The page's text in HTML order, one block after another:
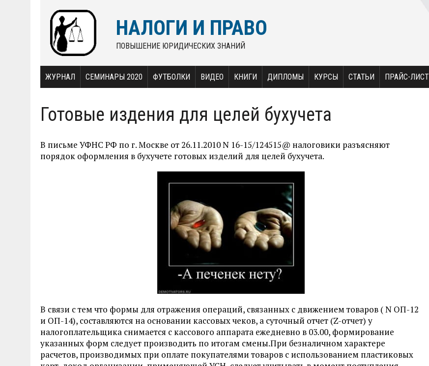
НАЛОГИ И ПРАВО
ПОВЫШЕНИЕ ЮРИДИЧЕСКИХ ЗНАНИЙ
ЖУРНАЛ СЕМИНАРЫ 2020 ФУТБОЛКИ ВИДЕО КНИГИ ДИПЛОМЫ КУРСЫ СТАТЬИ ПРАЙС-ЛИСТ
Готовые издения для целей бухучета
В письме УФНС РФ по г. Москве от 26.11.2010 N 16-15/124515@ налоговики разъясняют
порядок оформления в бухучете готовых изделий для целей бухучета.
В связи с тем что формы для отражения операций, связанных с движением товаров ( N ОП-12
и ОП-14), составляются на основании кассовых чеков, а суточный отчет (Z-отчет) у
налогоплательщика снимается с кассового аппарата ежедневно в 03.00, формирование
указанных форм следует производить по итогам смены.При безналичном характере
расчетов, производимых при оплате покупателями товаров с использованием пластиковых